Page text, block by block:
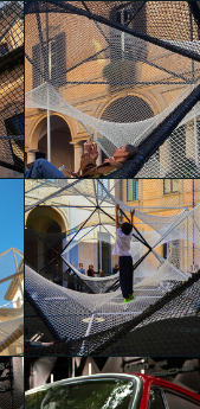
The Art of Dreams
Mayar Farrag
The Art of Dreams
Mayar Farrag